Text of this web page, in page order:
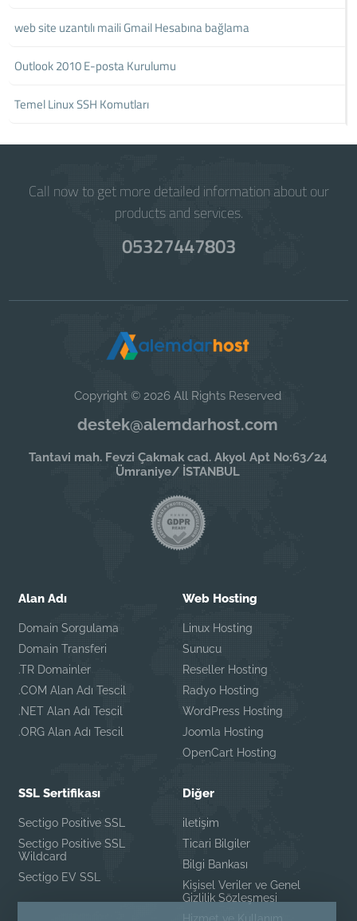
web site uzantılı maili Gmail Hesabına bağlama
Outlook 2010 E-posta Kurulumu
Temel Linux SSH Komutları
Call now to get more detailed information about our
products and services.
05327447803
Copyright © 2026 All Rights Reserved
destek@alemdarhost.com
Tantavi mah. Fevzi Çakmak cad. Akyol Apt No:63/24
Ümraniye/ İSTANBUL
Alan Adı
Domain Sorgulama
Domain Transferi
.TR Domainler
.COM Alan Adı Tescil
.NET Alan Adı Tescil
.ORG Alan Adı Tescil
Web Hosting
Linux Hosting
Sunucu
Reseller Hosting
Radyo Hosting
WordPress Hosting
Joomla Hosting
OpenCart Hosting
SSL Sertifikası
Sectigo Positive SSL
Sectigo Positive SSL
Wildcard
Sectigo EV SSL
Diğer
iletişim
Ticari Bilgiler
Bilgi Bankası
Kişisel Veriler ve Genel
Gizlilik Sözleşmesi
Hizmet ve Kullanım